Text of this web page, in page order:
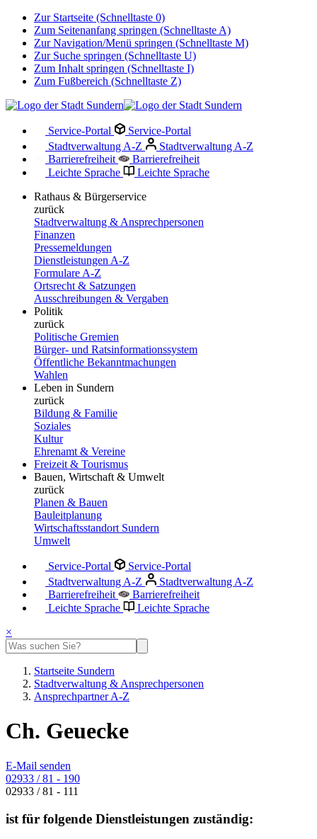
Zur Startseite (Schnelltaste 0)
Zum Seitenanfang springen (Schnelltaste A)
Zur Navigation/Menü springen (Schnelltaste M)
Zur Suche springen (Schnelltaste U)
Zum Inhalt springen (Schnelltaste I)
Zum Fußbereich (Schnelltaste Z)
Service-Portal
Service-Portal
Stadtverwaltung A-Z
Stadtverwaltung A-Z
Barrierefreiheit
Barrierefreiheit
Leichte Sprache
Leichte Sprache
Rathaus & Bürgerservice
zurück
Stadtverwaltung & Ansprechpersonen
Finanzen
Pressemeldungen
Dienstleistungen A-Z
Formulare A-Z
Ortsrecht & Satzungen
Ausschreibungen & Vergaben
Politik
zurück
Politische Gremien
Bürger- und Ratsinformationssystem
Öffentliche Bekanntmachungen
Wahlen
Leben in Sundern
zurück
Bildung & Familie
Soziales
Kultur
Ehrenamt & Vereine
Freizeit & Tourismus
Bauen, Wirtschaft & Umwelt
zurück
Planen & Bauen
Bauleitplanung
Wirtschaftsstandort Sundern
Umwelt
Service-Portal
Service-Portal
Stadtverwaltung A-Z
Stadtverwaltung A-Z
Barrierefreiheit
Barrierefreiheit
Leichte Sprache
Leichte Sprache
×
Startseite Sundern
Stadtverwaltung & Ansprechpersonen
Ansprechpartner A-Z
Ch. Geuecke
E-Mail senden
02933 / 81 - 190
02933 / 81 - 111
ist für folgende Dienstleistungen zuständig: